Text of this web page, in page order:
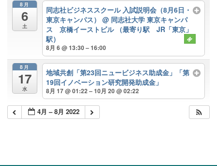
8月
6
土
同志社ビジネススクール 入試説明会（8月6日・
東京キャンパス）@ 同志社大学 東京キャンパ
ス 京橋イーストビル （最寄り駅 JR「東京」
駅）
8月 6 @ 13:30 – 16:00
8月
17
水
地域共創「第23回ニュービジネス助成金」「第
19回イノベーション研究開発助成金」
8月 17 @ 01:22 – 10月 20 @ 02:22
4月 – 8月 2022